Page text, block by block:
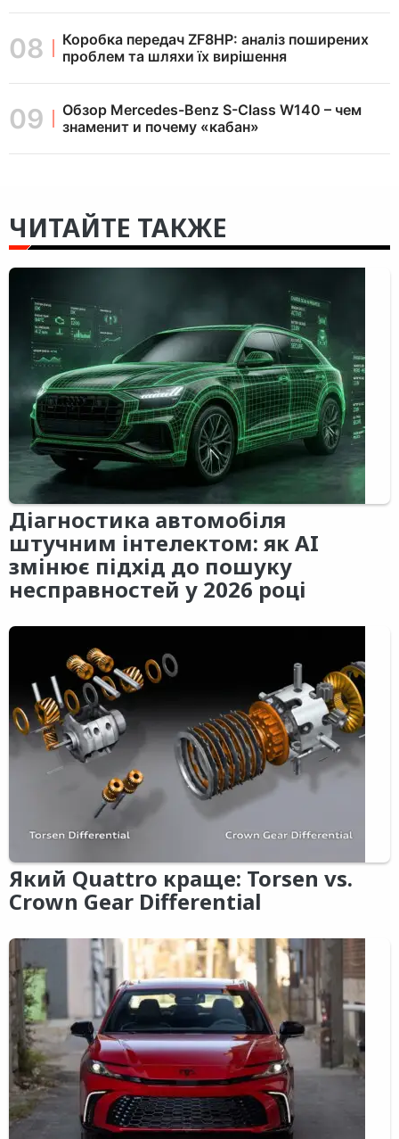
Коробка передач ZF8HP: аналіз поширених
проблем та шляхи їх вирішення
Обзор Mercedes-Benz S-Class W140 – чем
знаменит и почему «кабан»
ЧИТАЙТЕ ТАКЖЕ
Діагностика автомобіля
штучним інтелектом: як AI
змінює підхід до пошуку
несправностей у 2026 році
Який Quattro краще: Torsen vs.
Crown Gear Differential